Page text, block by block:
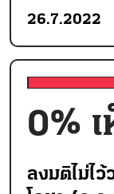
26.7.2022
0%
ลงมติไม่ไว้